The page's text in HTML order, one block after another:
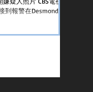
到報警在Desmond